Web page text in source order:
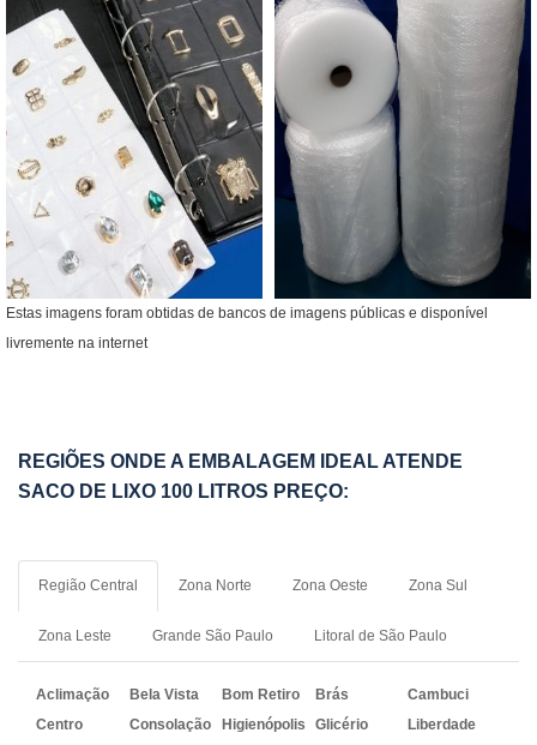
Estas imagens foram obtidas de bancos de imagens públicas e disponível
livremente na internet
REGIÕES ONDE A EMBALAGEM IDEAL ATENDE
SACO DE LIXO 100 LITROS PREÇO:
Região Central Zona Norte Zona Oeste Zona Sul
Zona Leste Grande São Paulo Litoral de São Paulo
Aclimação Bela Vista Bom Retiro Brás
Cambuci
Centro
Consolação Higienópolis Glicério
Liberdade